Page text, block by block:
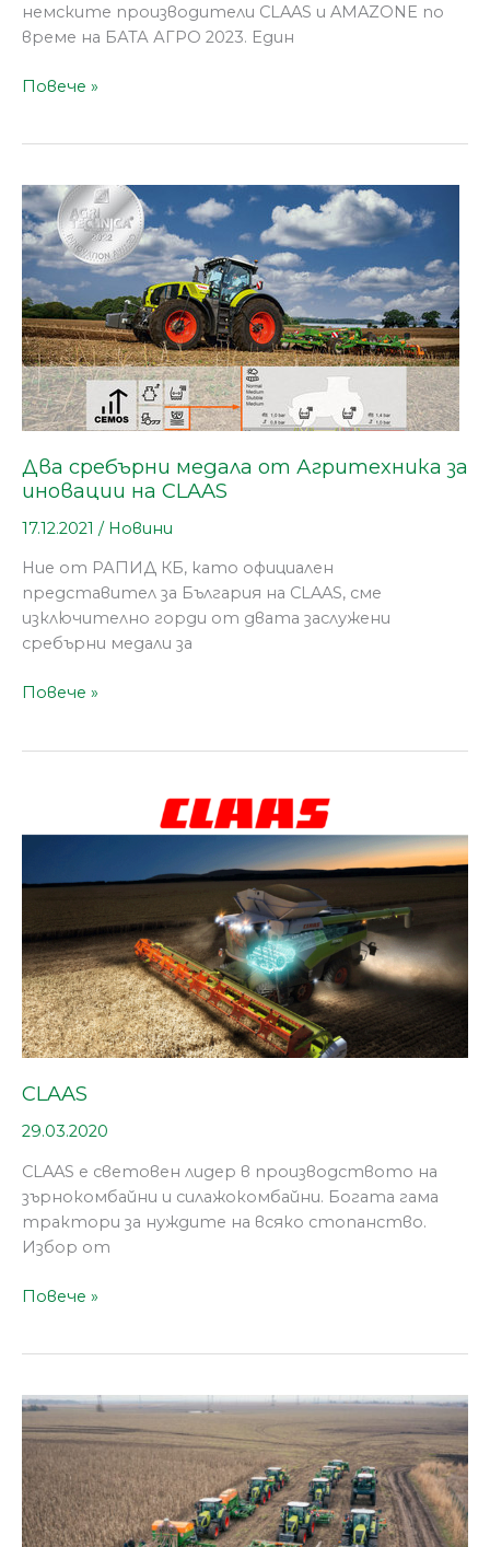
немските производители CLAAS и AMAZONE по
време на БАТА АГРО 2023. Един
Повече »
Два сребърни медала от Агритехника за
иновации на CLAAS
17.12.2021 / Новини
Ние от РАПИД КБ, като официален
представител за България на CLAAS, сме
изключително горди от двата заслужени
сребърни медали за
Два
сребърни
медала
от
Агритехника
за
иновации
на
CLAAS
Повече »
CLAAS
29.03.2020
CLAAS е световен лидер в производството на
зърнокомбайни и силажокомбайни. Богата гама
трактори за нуждите на всяко стопанство.
Избор от
Повече »
РАПИД
КБ
представи
30
машини
на